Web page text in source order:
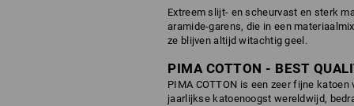
Extreem slijt- en scheurvast en sterk
aramide-garens, die in een
ze blijven altijd witachtig geel.
PIMA COTTON - BEST
PIMA COTTON is een zeer fijne
jaarlijkse katoenoogst wereldwijd,